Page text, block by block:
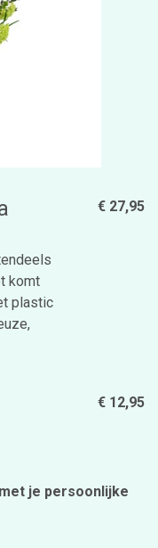
komt
plastic
€ 27,95
€ 12,95
je persoonlijke